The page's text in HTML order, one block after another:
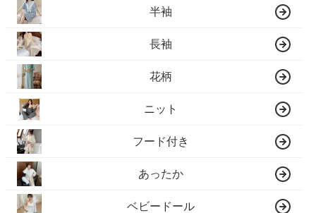
半袖
長袖
花柄
ニット
フード付き
あったか
ベビードール